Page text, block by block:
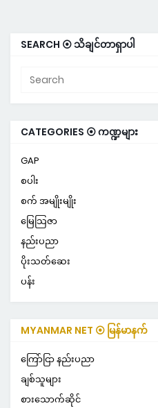
SEARCH ⦿ သိချင်တာရှာပါ
CATEGORIES ⦿ ကဏ္ဍများ
GAP
စပါး
စက် အမျိုးမျိုး
မြေသြဇာ
နည်းပညာ
ပိုးသတ်ဆေး
ပန်း
MYANMAR NET ⦿ မြန်မာနက်
ကြော်ငြာ နည်းပညာ
ချစ်သူများ
စားသောက်ဆိုင်